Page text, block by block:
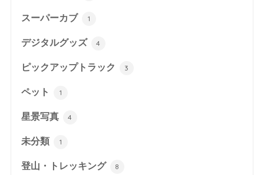
スーパーカブ 1
デジタルグッズ 4
ピックアップトラック 3
ペット 1
星景写真 4
未分類 1
登山・トレッキング 8